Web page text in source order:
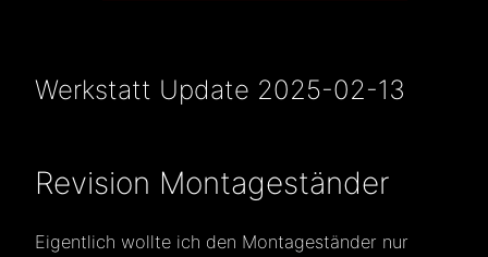
Werkstatt Update 2025-02-13
Revision Montageständer
Eigentlich wollte ich den Montageständer nur